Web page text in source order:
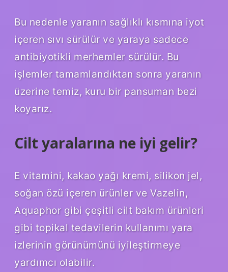
Bu nedenle yaranın sağlıklı kısmına iyot
içeren sıvı sürülür ve yaraya sadece
antibiyotikli merhemler sürülür. Bu
işlemler tamamlandıktan sonra yaranın
üzerine temiz, kuru bir pansuman bezi
koyarız.
Cilt yaralarına ne iyi gelir?
E vitamini, kakao yağı kremi, silikon jel,
soğan özü içeren ürünler ve Vazelin,
Aquaphor gibi çeşitli cilt bakım ürünleri
gibi topikal tedavilerin kullanımı yara
izlerinin görünümünü iyileştirmeye
yardımcı olabilir.